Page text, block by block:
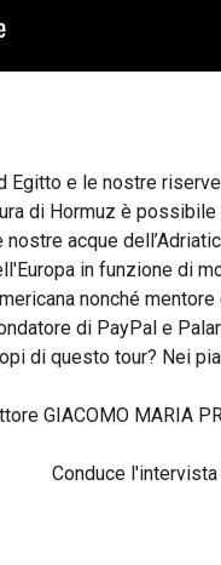
Egitto e le nostre
di Hormuz è
nostre acque
in funzione di
nonché
di PayPal e
di questo tour? Nei
GIACOMO MARIA
Conduce l'intervista